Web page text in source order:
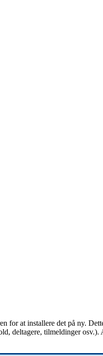
for at installere det på ny.
deltagere, tilmeldinger